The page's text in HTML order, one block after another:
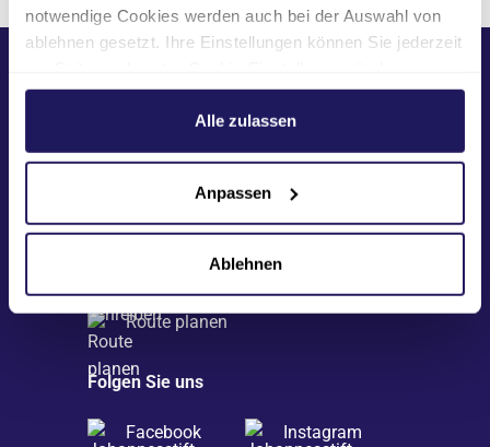
notwendige Cookies werden auch bei der Auswahl von
ablehnen gesetzt. Ihre Einstellungen können Sie jederzeit
Weitere Informationen hierzu finden Sie in unserer
.
Alle zulassen
Anpassen
Ablehnen
Sie möchten einen
Termin vereinbaren?
Nachricht schreiben
Route planen
Folgen Sie uns
Facebook Instagram